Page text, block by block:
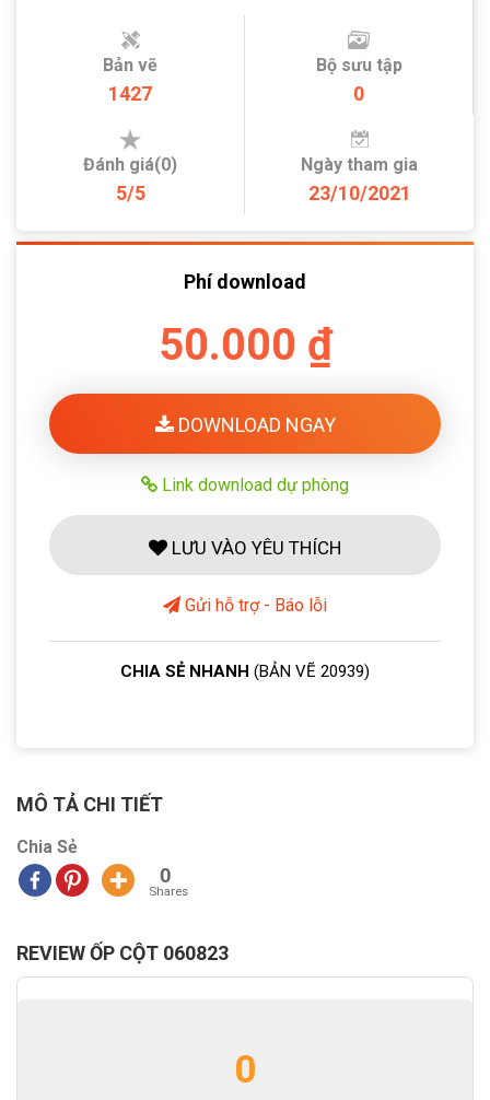
Bản vẽ
1427
Bộ sưu tập
0
Đánh giá(0)
5/5
Ngày tham gia
23/10/2021
Phí download
50.000 ₫
DOWNLOAD NGAY
Link download dự phòng
LƯU VÀO YÊU THÍCH
Gửi hỗ trợ - Báo lỗi
CHIA SẺ NHANH (BẢN VẼ 20939)
MÔ TẢ CHI TIẾT
Chia Sẻ
0
Shares
REVIEW ỐP CỘT 060823
0